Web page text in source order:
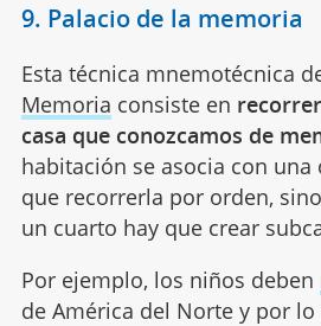
9. Palacio de la memoria
Esta técnica mnemotécnica
Memoria consiste en
casa que conozcamos de
habitación se asocia con una
que recorrerla por orden,
un cuarto hay que crear
Por ejemplo, los niños deben
de América del Norte y por